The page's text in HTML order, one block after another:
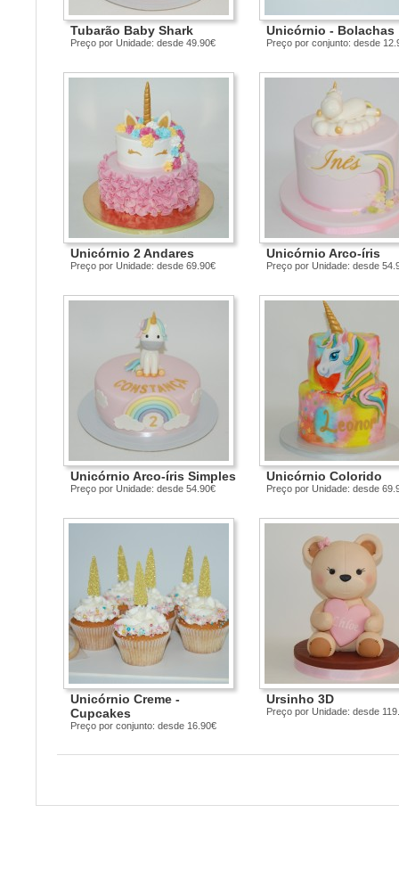
Tubarão Baby Shark
Preço por Unidade: desde 49.90€
Unicórnio - Bolachas
Preço por conjunto: desde
Unicórnio 2 Andares
Preço por Unidade: desde 69.90€
Unicórnio Arco-íris
Preço por Unidade: desde
Unicórnio Arco-íris Simples
Preço por Unidade: desde 54.90€
Unicórnio Colorido
Preço por Unidade: desde
Unicórnio Creme -
Cupcakes
Preço por conjunto: desde 16.90€
Ursinho 3D
Preço por Unidade: desde